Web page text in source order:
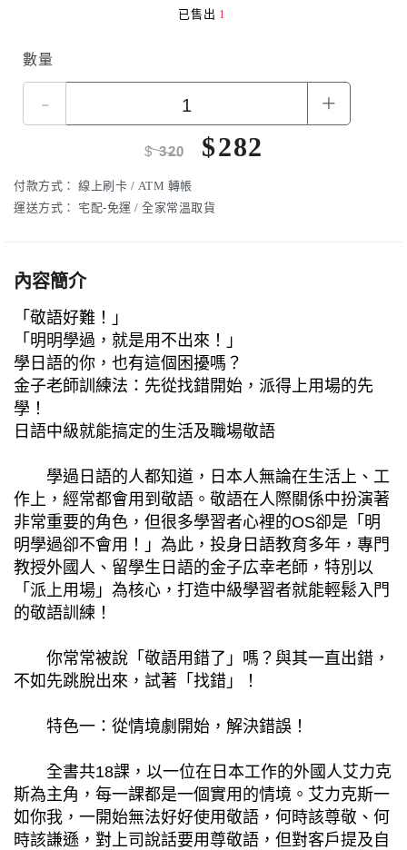
已售出 1
數量
- +
$320 $282
付款方式： 線上刷卡 / ATM 轉帳
運送方式：
宅配-免運 / 全家常溫取貨
內容簡介
「敬語好難！」
「明明學過，就是用不出來！」
學日語的你，也有這個困擾嗎？
金子老師訓練法：先從找錯開始，派得上用場的先
學！
日語中級就能搞定的生活及職場敬語
學過日語的人都知道，日本人無論在生活上、工
作上，經常都會用到敬語。敬語在人際關係中扮演著
非常重要的角色，但很多學習者心裡的OS卻是「明
明學過卻不會用！」為此，投身日語教育多年，專門
教授外國人、留學生日語的金子広幸老師，特別以
「派上用場」為核心，打造中級學習者就能輕鬆入門
的敬語訓練！
你常常被說「敬語用錯了」嗎？與其一直出錯，
不如先跳脫出來，試著「找錯」！
特色一：從情境劇開始，解決錯誤！
全書共18課，以一位在日本工作的外國人艾力克
斯為主角，每一課都是一個實用的情境。艾力克斯一
如你我，一開始無法好好使用敬語，何時該尊敬、何
時該謙遜，對上司說話要用尊敬語，但對客戶提及自